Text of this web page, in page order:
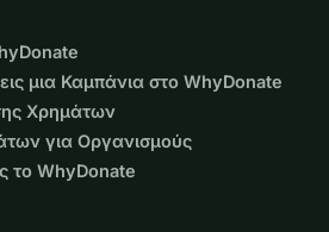
μια Καμπάνια στο WhyDonate
Χρημάτων
για Οργανισμούς
το WhyDonate